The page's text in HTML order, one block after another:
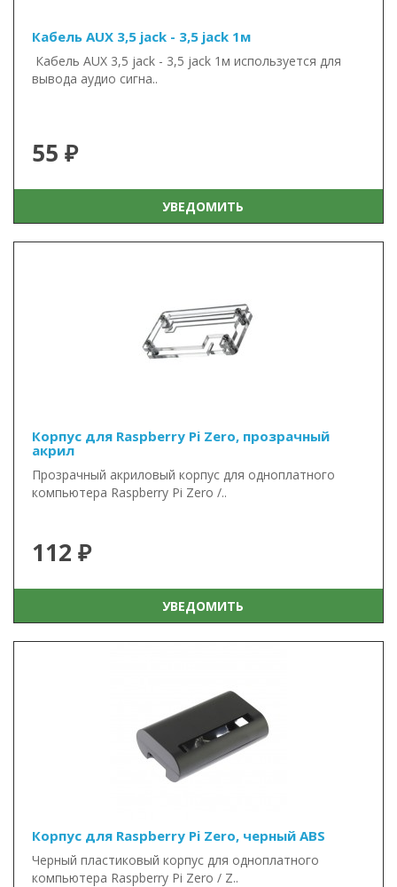
Кабель AUX 3,5 jack - 3,5 jack 1м
Кабель AUX 3,5 jack - 3,5 jack 1м используется для
вывода аудио сигна..
55 ₽
УВЕДОМИТЬ
Корпус для Raspberry Pi Zero, прозрачный
акрил
Прозрачный акриловый корпус для одноплатного
компьютера Raspberry Pi Zero /..
112 ₽
УВЕДОМИТЬ
Корпус для Raspberry Pi Zero, черный ABS
Черный пластиковый корпус для одноплатного
компьютера Raspberry Pi Zero / Z..